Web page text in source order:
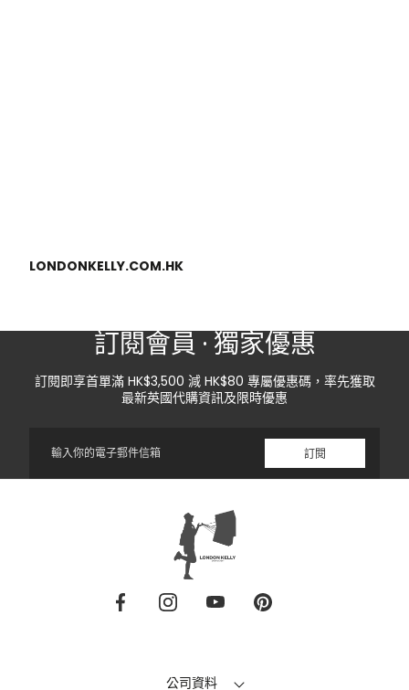
LONDONKELLY.COM.HK
訂閱會員 · 獨家優惠
訂閱即享首單滿 HK$3,500 減 HK$80 專屬優惠碼，率先獲取
最新英國代購資訊及限時優惠
郵
訂閱
LONDONKELLY
名
FacebookInstagramYoutube興
公司資料